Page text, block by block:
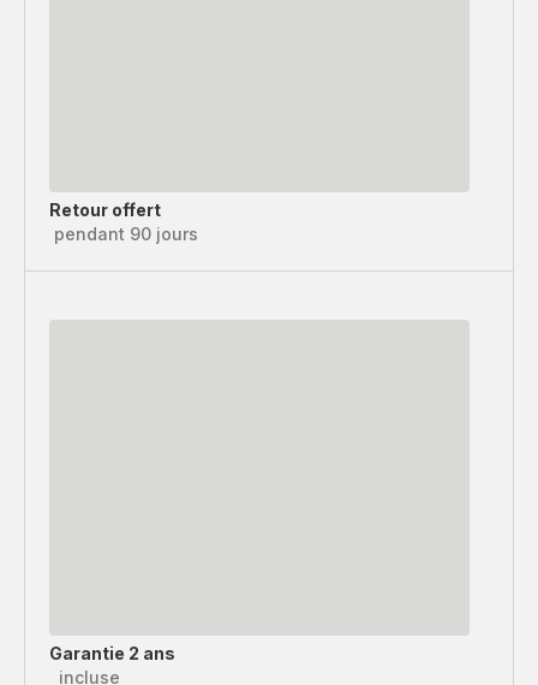
Retour offert
pendant 90 jours
Garantie 2 ans
incluse